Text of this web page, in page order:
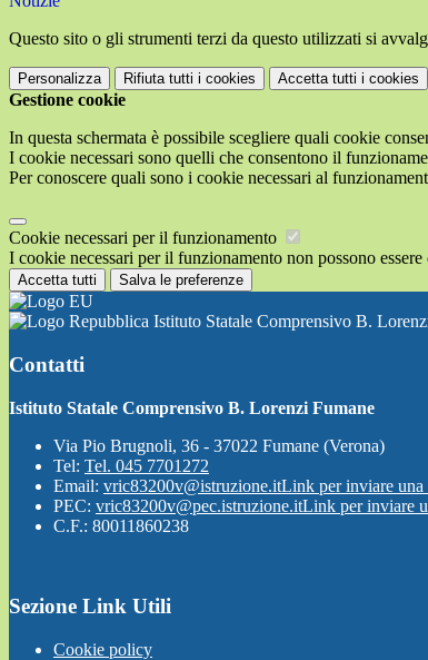
Questo sito o gli strumenti terzi da questo utilizzati si
Personalizza Rifiuta tutti i cookies Accetta tutti i cookies
Gestione cookie
In questa schermata è possibile scegliere quali cookie
I cookie necessari sono quelli che consentono il
Per conoscere quali sono i cookie necessari al
Cookie necessari per il funzionamento
I cookie necessari per il funzionamento non possono
Accetta tutti Salva le preferenze
Istituto Statale Comprensivo B.
Contatti
Istituto Statale Comprensivo B. Lorenzi Fumane
Via Pio Brugnoli, 36 - 37022 Fumane (Verona)
Tel: Tel. 045 7701272
Email: vric83200v@istruzione.itLink per inviare una
PEC: vric83200v@pec.istruzione.itLink per inviare
C.F.: 80011860238
Sezione Link Utili
Cookie policy